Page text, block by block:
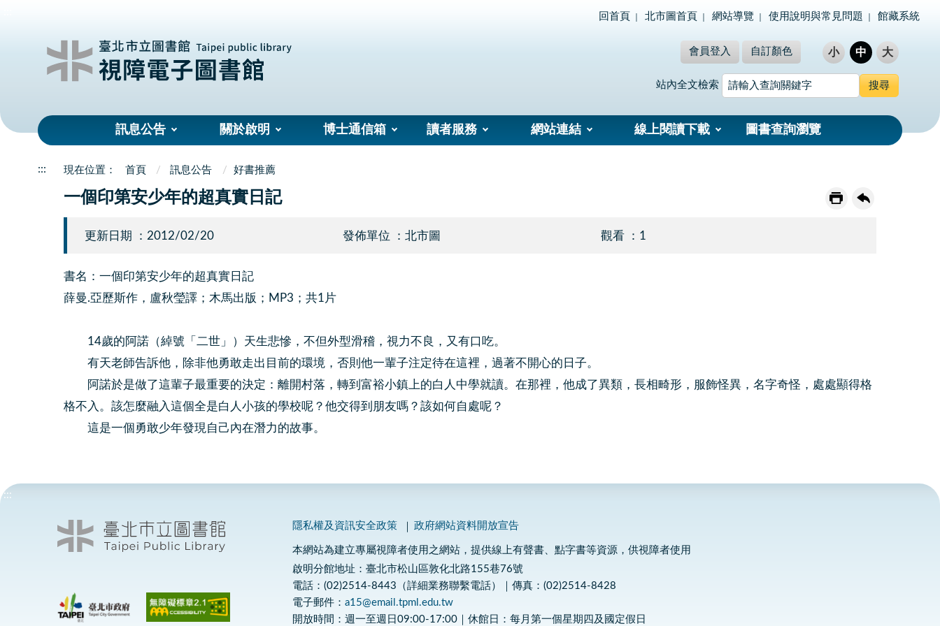
回首頁 北市圖首頁 網站導覽 使用說明與常見問題 館藏系統
會員登入 自訂顏色 小 中 大
站內全文檢索
訊息公告 關於啟明 博士通信箱 讀者服務 網站連結 線上閱讀下載 圖書查詢瀏覽
::: 首頁 訊息公告 好書推薦
一個印第安少年的超真實日記
更新日期 ：2012/02/20 發佈單位 ：北市圖 觀看 ：1
書名：一個印第安少年的超真實日記
薛曼.亞歷斯作，盧秋瑩譯；木馬出版；MP3；共1片
14歲的阿諾（綽號「二世」）天生悲慘，不但外型滑稽，視力不良，又有口吃。
有天老師告訴他，除非他勇敢走出目前的環境，否則他一輩子注定待在這裡，過著不開心的日子。
阿諾於是做了這輩子最重要的決定：離開村落，轉到富裕小鎮上的白人中學就讀。在那裡，他成了異類，長相畸形，服飾怪異，名字奇怪，處處顯得格
格不入。該怎麼融入這個全是白人小孩的學校呢？他交得到朋友嗎？該如何自處呢？
這是一個勇敢少年發現自己內在潛力的故事。
:::
隱私權及資訊安全政策 政府網站資料開放宣告
本網站為建立專屬視障者使用之網站，提供線上有聲書、點字書等資源，供視障者使用
啟明分館地址：臺北市松山區敦化北路155巷76號
電話：(02)2514-8443（詳細業務聯繫電話）｜傳真：(02)2514-8428
電子郵件：a15@email.tpml.edu.tw
開放時間：週一至週日09:00-17:00｜休館日：每月第一個星期四及國定假日